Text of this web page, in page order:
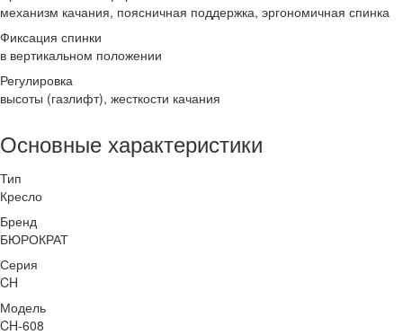
механизм качания, поясничная поддержка, эргономичная спинка
Фиксация спинки
в вертикальном положении
Регулировка
высоты (газлифт), жесткости качания
Основные характеристики
Тип
Кресло
Бренд
БЮРОКРАТ
Серия
CH
Модель
CH-608